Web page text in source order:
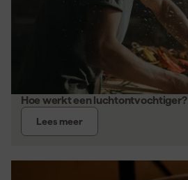
Hoe werkt een luchtontvochtiger?
Lees meer